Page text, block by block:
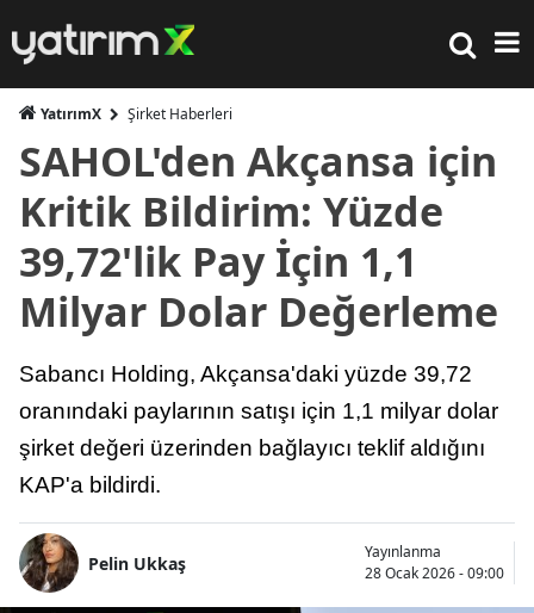
YatırımX Şirket Haberleri
SAHOL'den Akçansa için
Kritik Bildirim: Yüzde
39,72'lik Pay İçin 1,1
Milyar Dolar Değerleme
Sabancı Holding, Akçansa'daki yüzde 39,72
oranındaki paylarının satışı için 1,1 milyar dolar
şirket değeri üzerinden bağlayıcı teklif aldığını
KAP'a bildirdi.
Pelin Ukkaş
Yayınlanma
28 Ocak 2026 - 09:00